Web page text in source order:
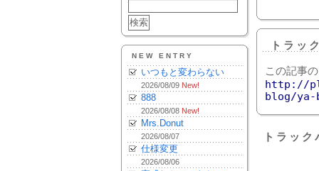
NEW ENTRY
いつもと変わらない
2026/08/09 New!
888
2026/08/08 New!
Mrs.Donut
2026/08/07
仕様変更
2026/08/06
トラッ
この記事
http://
blog/ya-
トラッ